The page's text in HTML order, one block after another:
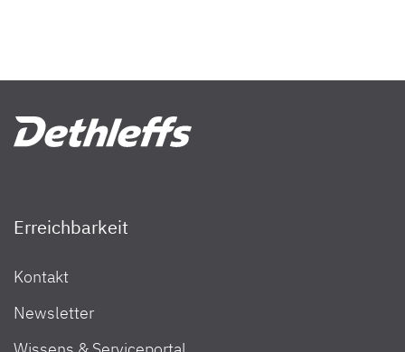
Erreichbarkeit
Kontakt
Newsletter